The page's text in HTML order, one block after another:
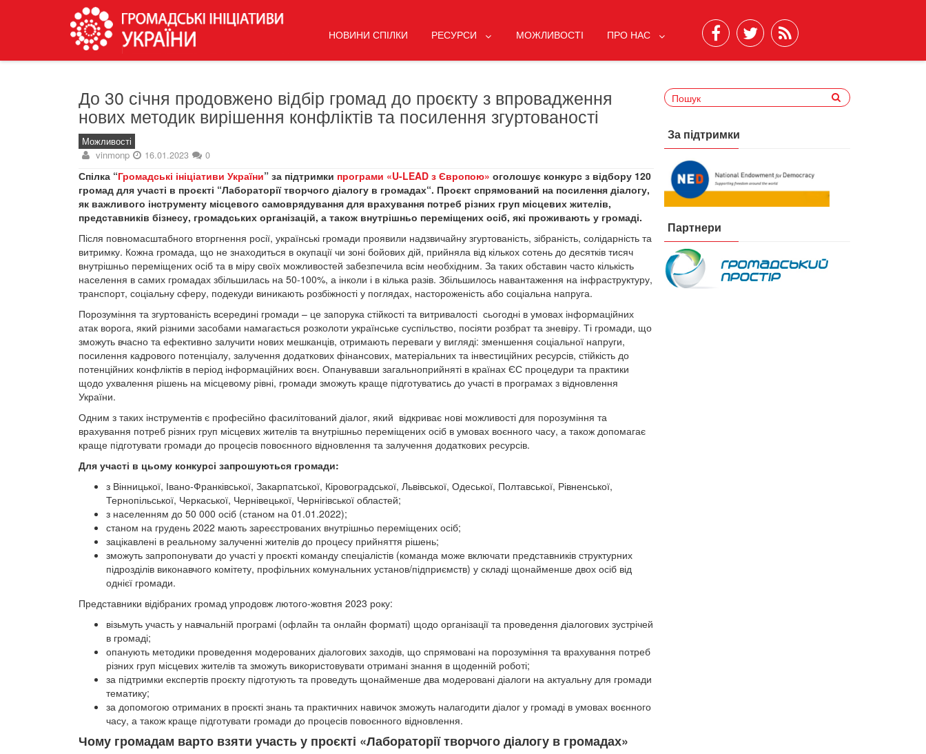
НОВИНИ СПІЛКИ РЕСУРСИ МОЖЛИВОСТІ ПРО НАС
До 30 січня продовжено відбір громад до проєкту з впровадження
нових методик вирішення конфліктів та посилення згуртованості
Можливості
vinmonp 16.01.2023 0
Спілка “Громадські ініціативи України” за підтримки програми «U-LEAD з Європою» оголошує конкурс з відбору 120
громад для участі в проєкті “Лабораторії творчого діалогу в громадах“. Проєкт спрямований на посилення діалогу,
як важливого інструменту місцевого самоврядування для врахування потреб різних груп місцевих жителів,
представників бізнесу, громадських організацій, а також внутрішньо переміщених осіб, які проживають у громаді.
Після повномасштабного вторгнення росії, українські громади проявили надзвичайну згуртованість, зібраність, солідарність та
витримку. Кожна громада, що не знаходиться в окупації чи зоні бойових дій, прийняла від кількох сотень до десятків тисяч
внутрішньо переміщених осіб та в міру своїх можливостей забезпечила всім необхідним. За таких обставин часто кількість
населення в самих громадах збільшилась на 50-100%, а інколи і в кілька разів. Збільшилось навантаження на інфраструктуру,
транспорт, соціальну сферу, подекуди виникають розбіжності у поглядах, настороженість або соціальна напруга.
Порозуміння та згуртованість всередині громади – це запорука стійкості та витривалості сьогодні в умовах інформаційних
атак ворога, який різними засобами намагається розколоти українське суспільство, посіяти розбрат та зневіру. Ті громади, що
зможуть вчасно та ефективно залучити нових мешканців, отримають переваги у вигляді: зменшення соціальної напруги,
посилення кадрового потенціалу, залучення додаткових фінансових, матеріальних та інвестиційних ресурсів, стійкість до
потенційних конфліктів в період інформаційних воєн. Опанувавши загальноприйняті в країнах ЄС процедури та практики
щодо ухвалення рішень на місцевому рівні, громади зможуть краще підготуватись до участі в програмах з відновлення
України.
Одним з таких інструментів є професійно фасилітований діалог, який відкриває нові можливості для порозуміння та
врахування потреб різних груп місцевих жителів та внутрішньо переміщених осіб в умовах воєнного часу, а також допомагає
краще підготувати громади до процесів повоєнного відновлення та залучення додаткових ресурсів.
Для участі в цьому конкурсі запрошуються громади:
з Вінницької, Івано-Франківської, Закарпатської, Кіровоградської, Львівської, Одеської, Полтавської, Рівненської,
Тернопільської, Черкаської, Чернівецької, Чернігівської областей;
з населенням до 50 000 осіб (станом на 01.01.2022);
станом на грудень 2022 мають зареєстрованих внутрішньо переміщених осіб;
зацікавлені в реальному залученні жителів до процесу прийняття рішень;
зможуть запропонувати до участі у проєкті команду спеціалістів (команда може включати представників структурних
підрозділів виконавчого комітету, профільних комунальних установ/підприємств) у складі щонайменше двох осіб від
однієї громади.
Представники відібраних громад упродовж лютого-жовтня 2023 року:
візьмуть участь у навчальній програмі (офлайн та онлайн форматі) щодо організації та проведення діалогових зустрічей
в громаді;
опанують методики проведення модерованих діалогових заходів, що спрямовані на порозуміння та врахування потреб
різних груп місцевих жителів та зможуть використовувати отримані знання в щоденній роботі;
за підтримки експертів проєкту підготують та проведуть щонайменше два модеровані діалоги на актуальну для громади
тематику;
за допомогою отриманих в проєкті знань та практичних навичок зможуть налагодити діалог у громаді в умовах воєнного
часу, а також краще підготувати громади до процесів повоєнного відновлення.
Чому громадам варто взяти участь у проєкті «Лабораторії творчого діалогу в громадах»
За підтримки
Партнери